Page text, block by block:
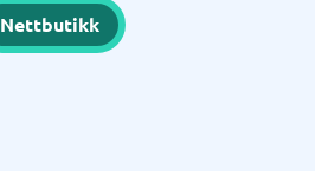
Nettbutikk